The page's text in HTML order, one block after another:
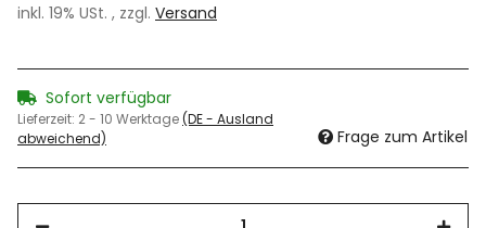
inkl. 19% USt. , zzgl. Versand
Sofort verfügbar
Lieferzeit: 2 - 10 Werktage(DE - Ausland
abweichend)
Frage zum Artikel